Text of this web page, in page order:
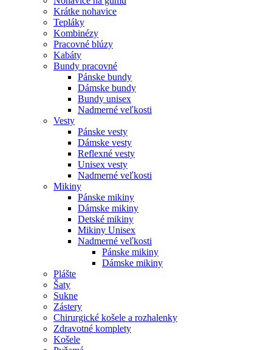
Krátke nohavice
Tepláky
Kombinézy
Pracovné blúzy
Kabáty
Bundy pracovné
Pánske bundy
Dámske bundy
Bundy unisex
Nadmerné veľkosti
Vesty
Pánske vesty
Dámske vesty
Reflexné vesty
Unisex vesty
Nadmerné veľkosti
Mikiny
Pánske mikiny
Dámske mikiny
Detské mikiny
Mikiny Unisex
Nadmerné veľkosti
Pánske mikiny
Dámske mikiny
Plášte
Šaty
Sukne
Zástery
Chirurgické košele a rozhalenky
Zdravotné komplety
Košele